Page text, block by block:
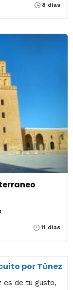
8 días
11 días
por Túnez
es de tu gusto,